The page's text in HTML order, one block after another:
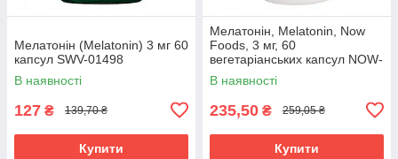
Мелатонін (Melatonin) 3 мг 60
капсул SWV-01498
В наявності
127 ₴ 139,70 ₴
Купити
Мелатонін, Melatonin, Now
Foods, 3 мг, 60
вегетаріанських капсул NOW-
03255
В наявності
235,50 ₴ 259,05 ₴
Купити